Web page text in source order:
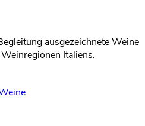
ausgezeichnete Weine
Italiens.